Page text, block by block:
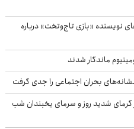
نویسنده «بازی تاج‌وتخت» درباره
ماندگار شدند
گرمای شدید روز و سرمای یخبندان شب